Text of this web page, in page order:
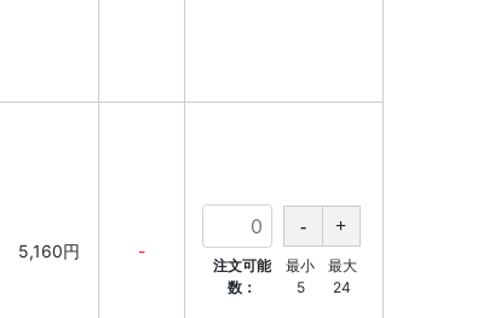
5,160円 -
注文可能
数：
最小
5
最大
24